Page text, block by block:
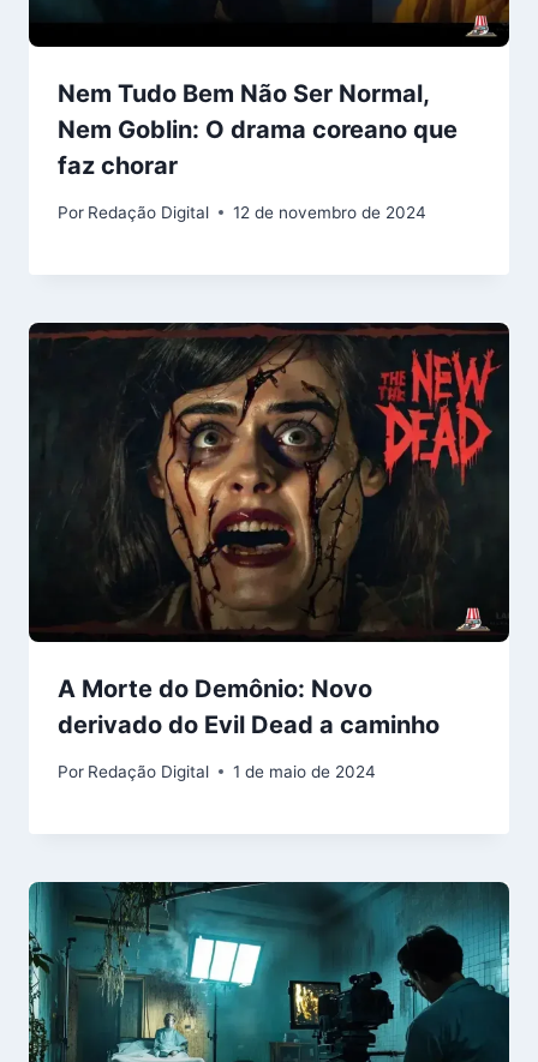
Nem Tudo Bem Não Ser Normal,
Nem Goblin: O drama coreano que
faz chorar
Por Redação Digital 12 de novembro de 2024
A Morte do Demônio: Novo
derivado do Evil Dead a caminho
Por Redação Digital 1 de maio de 2024